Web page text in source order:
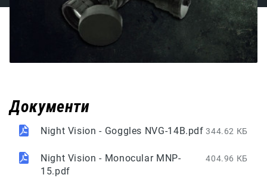
Документи
Night Vision - Goggles NVG-14B.pdf 344.62 КБ
Night Vision - Monocular MNP-
15.pdf
404.96 КБ